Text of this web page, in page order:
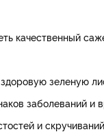
качественный
зеленую
заболеваний и
и